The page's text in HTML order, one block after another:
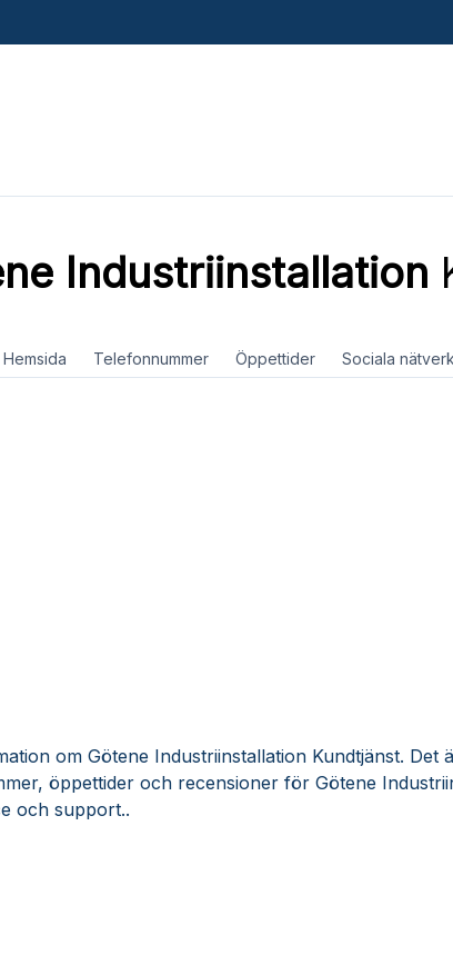
Industriinstallation
Hemsida Telefonnummer Öppettider Sociala nätverk
om Götene Industriinstallation Kundtjänst. Det
öppettider och recensioner för Götene
och support..